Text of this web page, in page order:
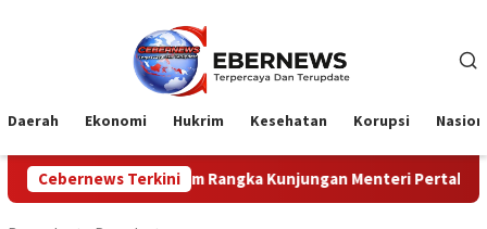
Daerah Ekonomi Hukrim Kesehatan Korupsi
Cebernews Terkini
Rangka Kunjungan Menteri Pertahanan RI